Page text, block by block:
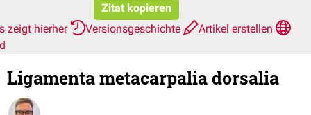
Zitat kopieren
zeigt hierher
Versionsgeschichte
Artikel erstellen
Ligamenta metacarpalia dorsalia